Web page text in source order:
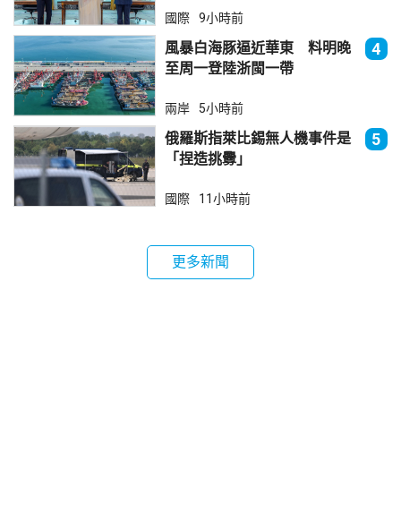
國際 9小時前
風暴白海豚逼近華東 料明晚
至周一登陸浙閩一帶
4
兩岸 5小時前
俄羅斯指萊比錫無人機事件是
「捏造挑釁」
5
國際 11小時前
更多新聞